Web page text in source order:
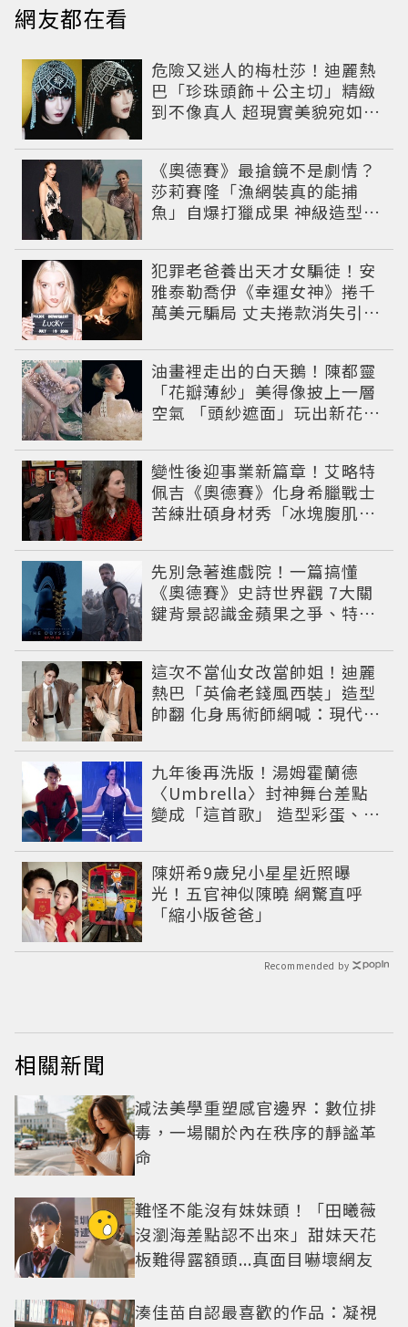
網友都在看
危險又迷人的梅杜莎！迪麗熱
巴「珍珠頭飾＋公主切」精緻
到不像真人 超現實美貌宛如神
《奧德賽》最搶鏡不是劇情？
莎莉賽隆「漁網裝真的能捕
魚」自爆打獵成果 神級造型美
犯罪老爸養出天才女騙徒！安
雅泰勒喬伊《幸運女神》捲千
萬美元騙局 丈夫捲款消失引爆
油畫裡走出的白天鵝！陳都靈
「花瓣薄紗」美得像披上一層
空氣 「頭紗遮面」玩出新花樣
變性後迎事業新篇章！艾略特
佩吉《奧德賽》化身希臘戰士
苦練壯碩身材秀「冰塊腹肌」
先別急著進戲院！一篇搞懂
《奧德賽》史詩世界觀 7大關
鍵背景認識金蘋果之爭、特洛
這次不當仙女改當帥姐！迪麗
熱巴「英倫老錢風西裝」造型
帥翻 化身馬術師網喊：現代版
九年後再洗版！湯姆霍蘭德
〈Umbrella〉封神舞台差點
變成「這首歌」 造型彩蛋、暖
陳妍希9歲兒小星星近照曝
光！五官神似陳曉 網驚直呼
「縮小版爸爸」
Recommended by
相關新聞
減法美學重塑感官邊界：數位排
毒，一場關於內在秩序的靜謐革
命
難怪不能沒有妹妹頭！「田曦薇
沒瀏海差點認不出來」甜妹天花
板難得露額頭...真面目嚇壞網友
湊佳苗自認最喜歡的作品：凝視